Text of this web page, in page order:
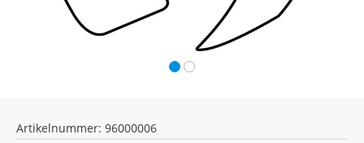
Artikelnummer: 96000006